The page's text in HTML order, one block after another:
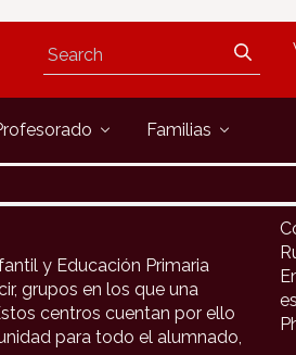
Familias
y Educación Primaria
grupos en los que una
centros cuentan por ello
para todo el alumnado,